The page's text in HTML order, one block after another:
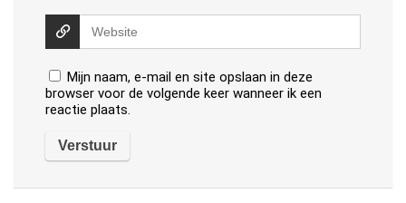
Mijn naam, e-mail en site opslaan in deze
browser voor de volgende keer wanneer ik een
reactie plaats.